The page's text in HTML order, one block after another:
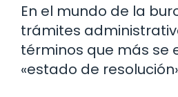
En el mundo de la
trámites
términos que más se
«estado de